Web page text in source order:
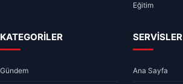
Eğitim
KATEGORİLER
Gündem
SERVİSLER
Ana Sayfa